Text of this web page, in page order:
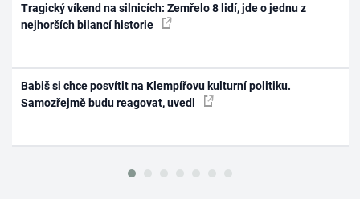
Tragický víkend na silnicích: Zemřelo 8 lidí, jde o jednu z
nejhorších bilancí historie
Babiš si chce posvítit na Klempířovu kulturní politiku.
Samozřejmě budu reagovat, uvedl